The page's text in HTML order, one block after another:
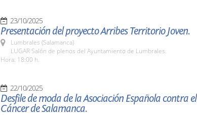
23/10/2025
Presentación del proyecto Arribes Territorio Joven.
Lumbrales (Salamanca)
LUGAR Salón de plenos del Ayuntamiento de Lumbrales.
Hora: 18:00 h.
22/10/2025
Desfile de moda de la Asociación Española contra el
Cáncer de Salamanca.